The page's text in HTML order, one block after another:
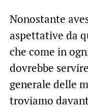
Nonostante
aspettative da
che come in
dovrebbe
generale delle
troviamo